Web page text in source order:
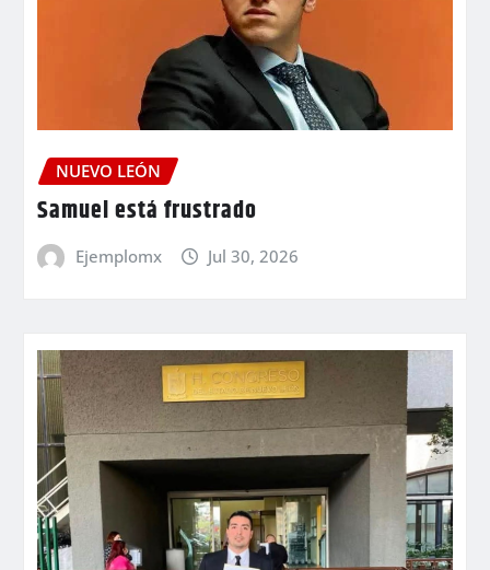
NUEVO LEÓN
Samuel está frustrado
Ejemplomx Jul 30, 2026